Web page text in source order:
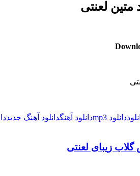
متین لعنتی
دانلود mp3 دانلود آهنگدانلود آهنگ جدید
گلاب زیبای لعنتی